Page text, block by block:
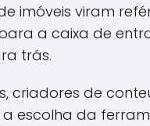
viram
a caixa de
trás.
criadores de
a escolha da